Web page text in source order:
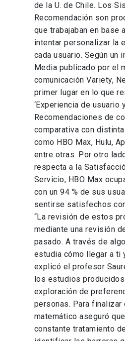
de la U. de Chile. Los
Recomendación son
que trabajaban en base
intentar personalizar la
cada usuario. Según un
Media publicado por el
comunicación Variety,
primer lugar en lo que
‘Experiencia de usuario
Recomendaciones de
comparativa con
como HBO Max, Hulu,
entre otras. Por otro
respecta a la
Servicio, HBO Max
con un 94 % de sus
sentirse satisfechos
“La revisión de estos
mediante una revisión
pasado. A través de
estudia cómo llegar a ti
explicó el profesor
los estudios
exploración de
personas. Para finalizar
matemático aseguró
constante tratamiento